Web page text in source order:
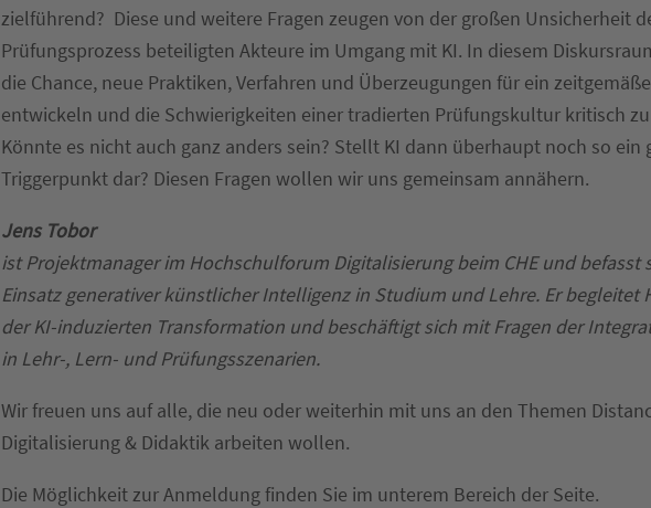
zielführend? Diese und weitere Fragen zeugen von der großen Unsicherheit
Prüfungsprozess beteiligten Akteure im Umgang mit KI. In diesem
die Chance, neue Praktiken, Verfahren und Überzeugungen für ein
entwickeln und die Schwierigkeiten einer tradierten Prüfungskultur kritisch
Könnte es nicht auch ganz anders sein? Stellt KI dann überhaupt noch so ein
Triggerpunkt dar? Diesen Fragen wollen wir uns gemeinsam annähern.
Jens Tobor
ist Projektmanager im Hochschulforum Digitalisierung beim CHE und befasst
Einsatz generativer künstlicher Intelligenz in Studium und Lehre. Er begleitet
der KI-induzierten Transformation und beschäftigt sich mit Fragen der
in Lehr-, Lern- und Prüfungsszenarien.
Wir freuen uns auf alle, die neu oder weiterhin mit uns an den Themen
Digitalisierung & Didaktik arbeiten wollen.
Die Möglichkeit zur Anmeldung finden Sie im unterem Bereich der Seite.